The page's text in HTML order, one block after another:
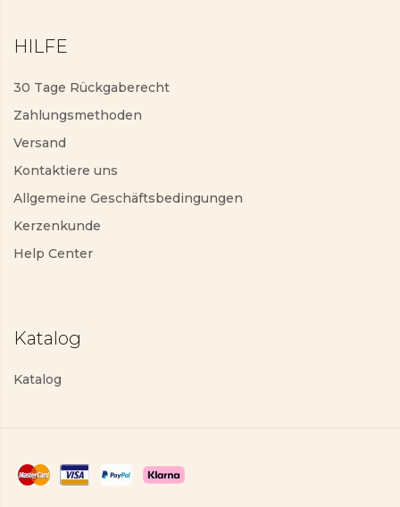
HILFE
30 Tage Rückgaberecht
Zahlungsmethoden
Versand
Kontaktiere uns
Allgemeine Geschäftsbedingungen
Kerzenkunde
Help Center
Katalog
Katalog